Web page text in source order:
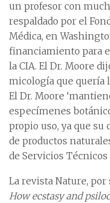
un profesor con
respaldado por el
Médica, en
financiamiento para
la CIA. El Dr. Moore
micología que quería
El Dr. Moore
especímenes
propio uso, ya que su
de productos
de Servicios Técnicos
La revista Nature,
How ecstasy and